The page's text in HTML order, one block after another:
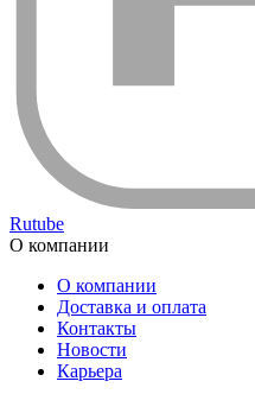
Rutube
О компании
О компании
Доставка и оплата
Контакты
Новости
Карьера